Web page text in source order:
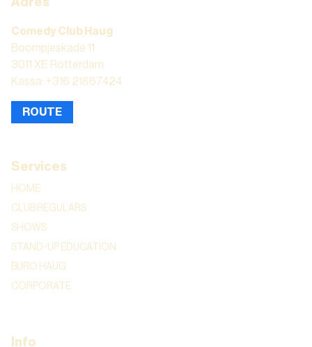
Comedy Club Haug
Boompjeskade 11
3011 XE Rotterdam
Kassa: +316 21867424
ROUTE
Services
HOME
CLUB REGULARS
SHOWS
STAND-UP EDUCATION
BURO HAUG
CORPORATE
Info